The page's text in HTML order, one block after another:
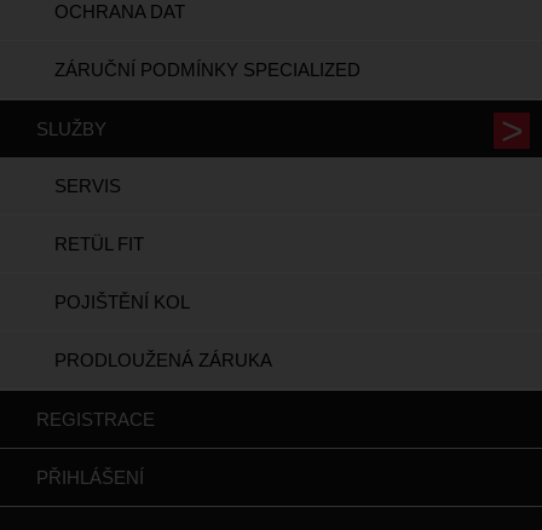
OCHRANA DAT
ZÁRUČNÍ PODMÍNKY SPECIALIZED
SLUŽBY
SERVIS
RETÜL FIT
POJIŠTĚNÍ KOL
PRODLOUŽENÁ ZÁRUKA
REGISTRACE
PŘIHLÁŠENÍ